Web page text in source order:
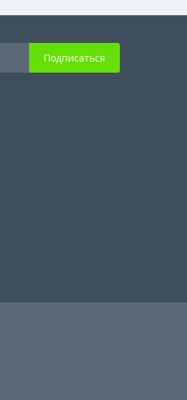
Подписаться